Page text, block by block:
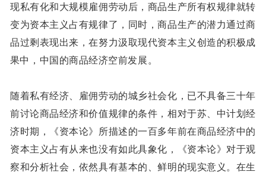
现私有化和大规模雇佣劳动后，商品生产所有权规律就转
变为资本主义占有规律了，同时，商品生产的潜力通过商
品过剩表现出来，在努力汲取现代资本主义创造的积极成
果中，中国的商品经济空前发展。
随着私有经济、雇佣劳动的城乡社会化，已不具备三十年
前讨论商品经济和价值规律的条件，相对于苏、中计划经
济时期，《资本论》所描述的一百多年前在商品经济中的
资本主义占有从来也没有如此具象化，《资本论》对于观
察和分析社会，依然具有基本的、鲜明的现实意义。在生